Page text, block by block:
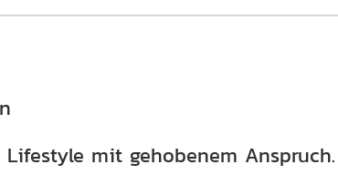
mit gehobenem